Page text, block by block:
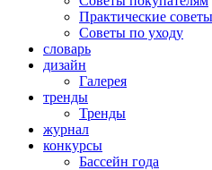
Практические советы
Советы по уходу
словарь
дизайн
Галерея
тренды
Тренды
журнал
конкурсы
Бассейн года